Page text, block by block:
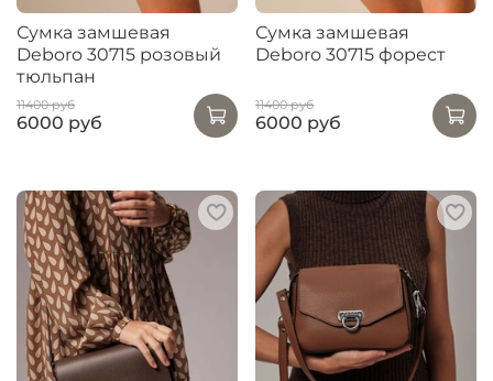
Сумка замшевая
Deboro 30715 розовый
тюльпан
11400 руб
6000 руб
Сумка замшевая
Deboro 30715 форест
11400 руб
6000 руб